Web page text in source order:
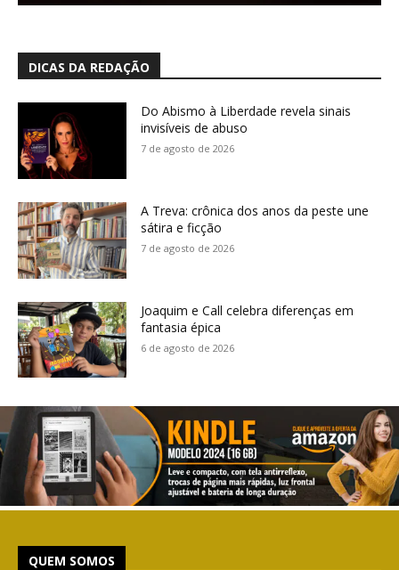
DICAS DA REDAÇÃO
Do Abismo à Liberdade revela sinais
invisíveis de abuso
7 de agosto de 2026
A Treva: crônica dos anos da peste une
sátira e ficção
7 de agosto de 2026
Joaquim e Call celebra diferenças em
fantasia épica
6 de agosto de 2026
QUEM SOMOS